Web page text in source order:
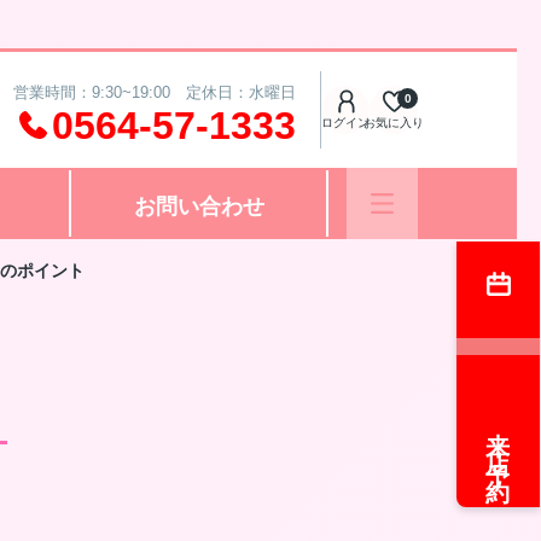
営業時間：9:30~19:00 定休日：水曜日
0564-57-1333 ログインお気に入り
0
お問い合わせ
ポイント
来店予約